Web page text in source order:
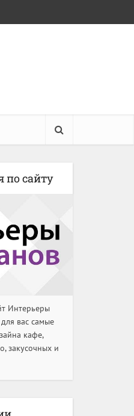
по сайту
Интерьеры
вас самые
кафе,
закусочных и